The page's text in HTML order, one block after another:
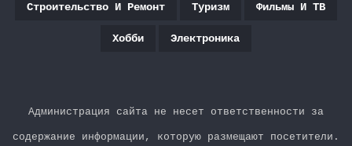
Строительство И Ремонт Туризм Фильмы И ТВ
Хобби Электроника
Администрация сайта не несет ответственности за
содержание информации, которую размещают посетители.